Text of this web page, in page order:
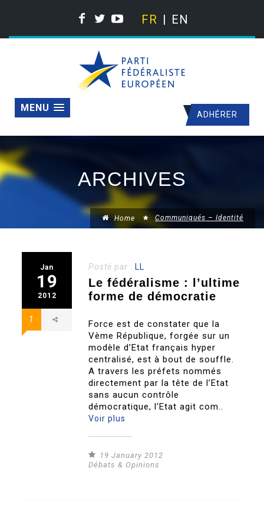
FR EN
ADHÉRER
MENU
ARCHIVES
Home Communiqués – Identité
Jan
19
2012
1
Posté par : LL
Le fédéralisme : l’ultime
forme de démocratie
Force est de constater que la
Vème République, forgée sur un
modèle d’Etat français hyper
centralisé, est à bout de souffle.
A travers les préfets nommés
directement par la tête de l’Etat
sans aucun contrôle
démocratique, l’Etat agit com..
Voir plus
19 January 2012
Débats & Opinions